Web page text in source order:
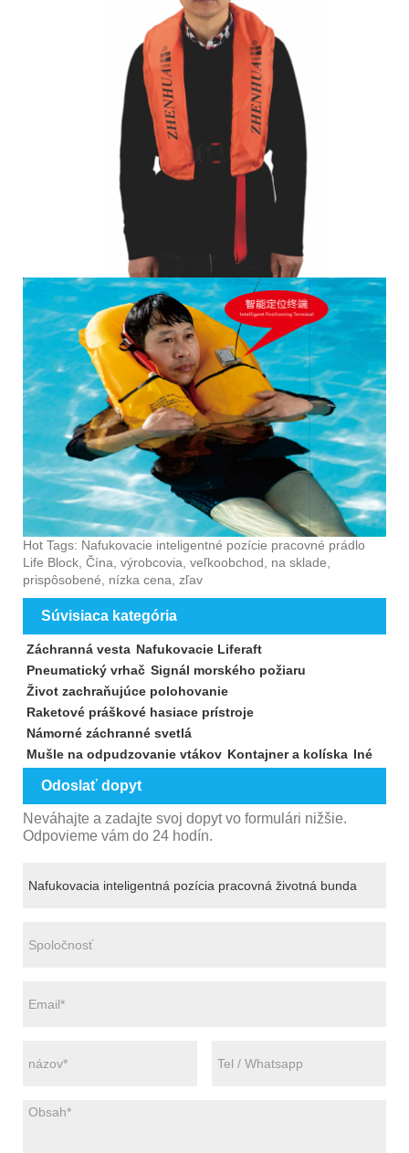
Hot Tags: Nafukovacie inteligentné pozície pracovné prádlo
Life Block, Čína, výrobcovia, veľkoobchod, na sklade,
prispôsobené, nízka cena, zľav
Súvisiaca kategória
Záchranná vesta Nafukovacie Liferaft
Pneumatický vrhač Signál morského požiaru
Život zachraňujúce polohovanie
Raketové práškové hasiace prístroje
Námorné záchranné svetlá
Mušle na odpudzovanie vtákov Kontajner a kolíska Iné
Odoslať dopyt
Neváhajte a zadajte svoj dopyt vo formulári nižšie.
Odpovieme vám do 24 hodín.